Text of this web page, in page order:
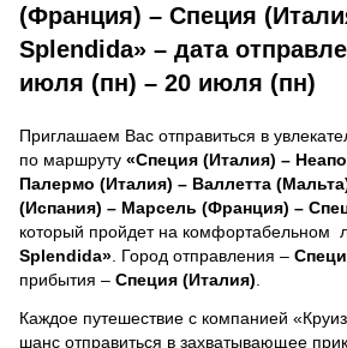
(Франция) – Специя
Splendida» – дата
июля (пн) – 20 июля (пн)
Приглашаем Вас отправиться в
по маршруту «Специя (Италия) –
Палермо (Италия) – Валлетта
(Испания) – Марсель (Франция) –
который пройдет на комфортабельном
Splendida» . Город отправления –
прибытия – Специя (Италия)
Каждое путешествие с компанией
шанс отправиться в захватывающее